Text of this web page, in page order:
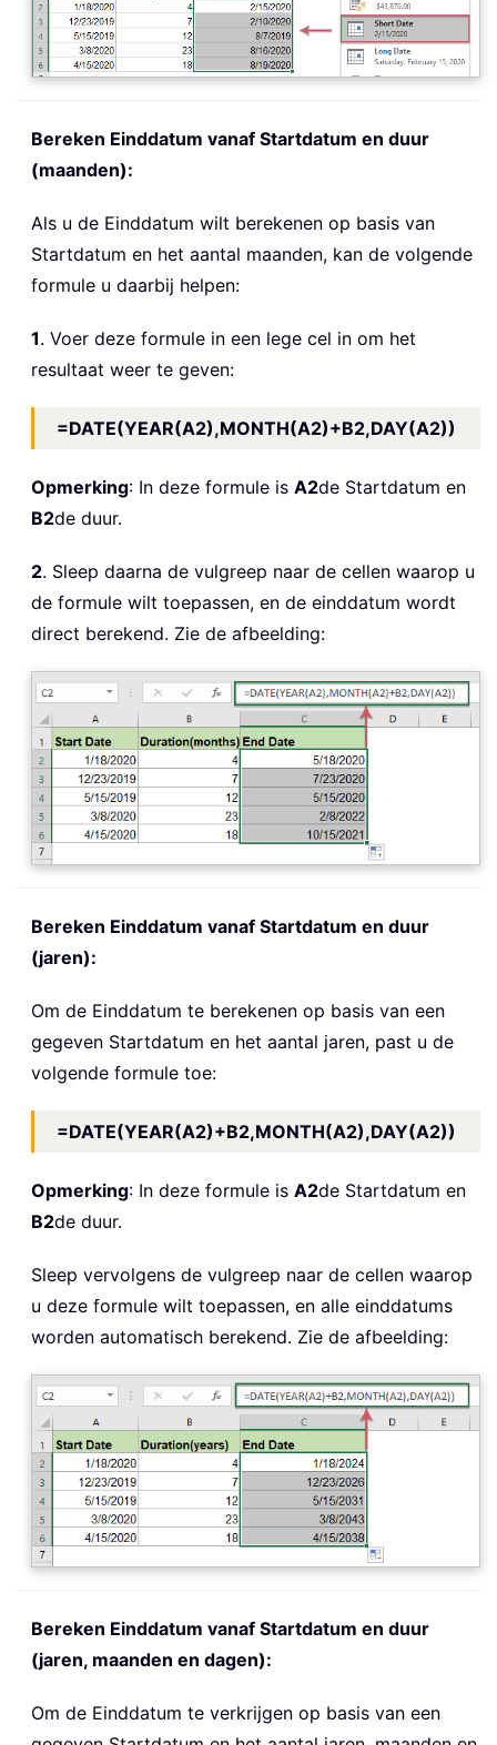
Bereken Einddatum vanaf Startdatum en duur
(maanden):
Als u de Einddatum wilt berekenen op basis van
Startdatum en het aantal maanden, kan de volgende
formule u daarbij helpen:
1. Voer deze formule in een lege cel in om het
resultaat weer te geven:
=DATE(YEAR(A2),MONTH(A2)+B2,DAY(A2))
Opmerking: In deze formule is A2de Startdatum en
B2de duur.
2. Sleep daarna de vulgreep naar de cellen waarop u
de formule wilt toepassen, en de einddatum wordt
direct berekend. Zie de afbeelding:
Bereken Einddatum vanaf Startdatum en duur
(jaren):
Om de Einddatum te berekenen op basis van een
gegeven Startdatum en het aantal jaren, past u de
volgende formule toe:
=DATE(YEAR(A2)+B2,MONTH(A2),DAY(A2))
Opmerking: In deze formule is A2de Startdatum en
B2de duur.
Sleep vervolgens de vulgreep naar de cellen waarop
u deze formule wilt toepassen, en alle einddatums
worden automatisch berekend. Zie de afbeelding:
Bereken Einddatum vanaf Startdatum en duur
(jaren, maanden en dagen):
Om de Einddatum te verkrijgen op basis van een